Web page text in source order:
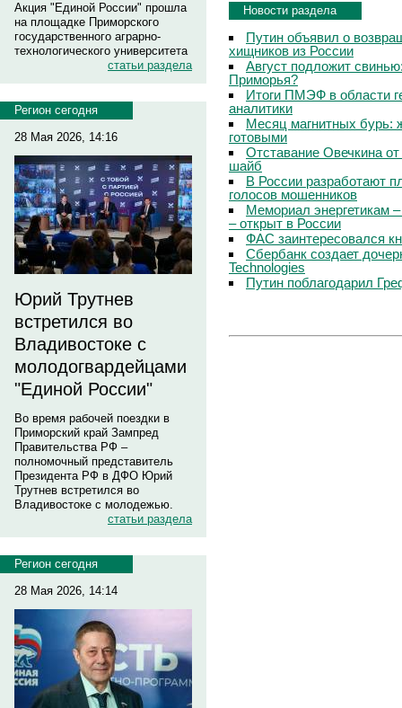
Акция "Единой России" прошла
на площадке Приморского
государственного аграрно-
технологического университета
статьи раздела
Регион сегодня
28 Мая 2026, 14:16
Юрий Трутнев
встретился во
Владивостоке с
молодогвардейцами
"Единой России"
Во время рабочей поездки в
Приморский край Зампред
Правительства РФ –
полномочный представитель
Президента РФ в ДФО Юрий
Трутнев встретился во
Владивостоке с молодежью.
статьи раздела
Регион сегодня
28 Мая 2026, 14:14
Новости раздела
Путин объявил о
хищников из России
Август подложит
Приморья?
Итоги ПМЭФ в области
аналитики
Месяц магнитных бурь:
готовыми
Отставание Овечкина
шайб
В России разработают
голосов мошенников
Мемориал энергетикам
– открыт в России
ФАС заинтересовался
Сбербанк создает
Technologies
Путин поблагодарил